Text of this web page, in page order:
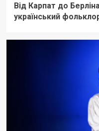
Від Карпат до
український